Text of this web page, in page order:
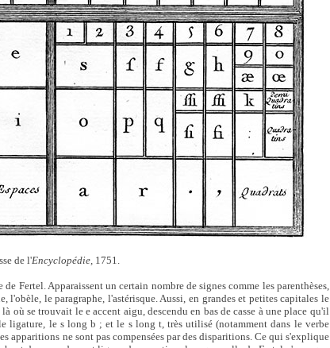
de l'Encyclopédie, 1751.
Fertel. Apparaissent un certain nombre de signes comme les parenthèses,
l'obèle, le paragraphe, l'astérisque. Aussi, en grandes et petites capitales le
se trouvait le e accent aigu, descendu en bas de casse à une place qu'il
ligature, le s long b ; et le s long t, très utilisé (notamment dans le verbe
apparitions ne sont pas compensées par des disparitions. Ce qui s'explique